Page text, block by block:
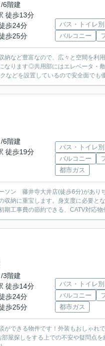
6階建
徒歩13分
歩24分
歩25分
バス・トイレ別
バルコニー
など豊富なので、広々と空間を利
ります◎共用部にはエレベータ・
などを設置しているので安全面でも
6階建
徒歩19分
バス・トイレ別
バルコニー
都市ガス
ソン 藤井寺大井店(徒歩6分)があり
納に重宝します。身支度に必要と
工事費の節約できる、CATV対応物
3階建
徒歩14分
歩24分
歩25分
バス・トイレ別
バルコニー
都市ガス
できる物件です！外装もおしゃれ
屋探しをする上での不安や疑問点を